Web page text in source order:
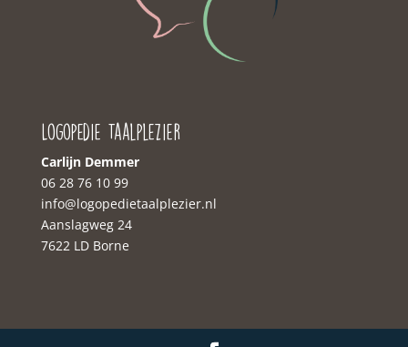
Logopedie Taalplezier
Carlijn Demmer
06 28 76 10 99‬
‭info@logopedietaalplezier.nl
Aanslagweg 24
7622 LD Borne